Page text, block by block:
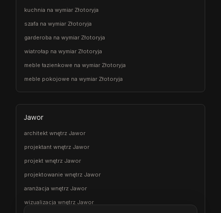
kuchnia na wymiar Złotoryja
szafa na wymiar Złotoryja
garderoba na wymiar Złotoryja
wiatrołap na wymiar Złotoryja
meble łazienkowe na wymiar Złotoryja
meble pokojowe na wymiar Złotoryja
Jawor
architekt wnętrz Jawor
projektant wnętrz Jawor
projekt wnętrz Jawor
projektowanie wnętrz Jawor
aranżacja wnętrz Jawor
wizualizacja wnętrz Jawor